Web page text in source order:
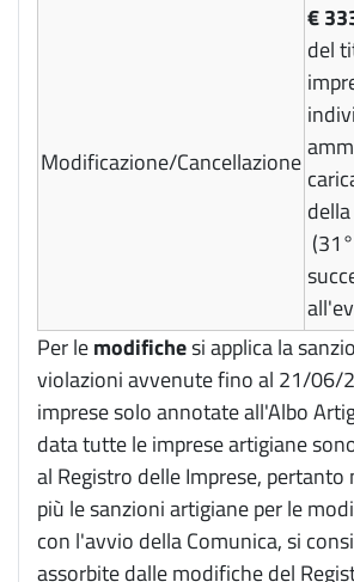
Modificazione/Cancellazione
€
del
Per lemodifichesi applica la
violazioni avvenute fino al 21/06/
imprese solo annotate all'Albo
data tutte le imprese artigiane
al Registro delle Imprese, pertanto
più le sanzioni artigiane per le
con l'avvio della Comunica, si
assorbite dalle modifiche del